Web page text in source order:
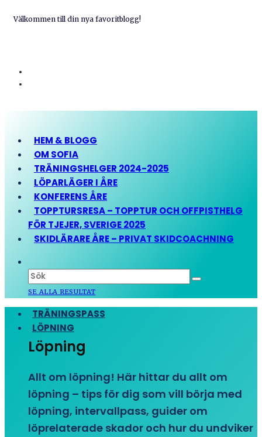
Välkommen till din nya favoritblogg!
HEM & BLOGG
OM SOFIA
TRÄNINGSHELGER 2024-2025
LÖPARLÄGER I ÅRE
KONFERENS ÅRE
TOPPTURSRESA – TOPPTUR OCH OFFPISTHELG
FÖR TJEJER, SVERIGE 2025
SKIDLÄRARE ÅRE – PRIVAT SKIDCOACHNING
SE ALLA RESULTAT
TRÄNINGSPASS
LÖPNING
Löpning
Allt om löpning! Här hittar du allt om
löpning – tips för dig som vill börja med
löpning, intervallpass, guider om
löprelaterade skador och hur du undviker